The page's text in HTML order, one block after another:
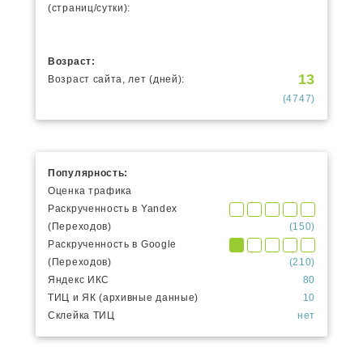
(страниц/сутки):
Возраст:
Возраст сайта, лет (дней):
13
(4747)
Популярность:
Оценка трафика
Раскрученность в Yandex
(Переходов)
(150)
Раскрученность в Google
(Переходов)
(210)
Яндекс ИКС
80
ТИЦ и ЯК (архивные данные)
10
Склейка ТИЦ
нет